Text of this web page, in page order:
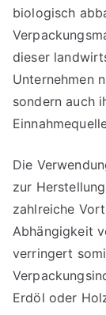
biologisch
dieser
Unternehmen
sondern auch
Die
zur
zahlreiche
Abhängigkeit
verringert
Erdöl oder